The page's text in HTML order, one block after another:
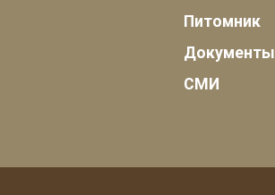
Питомник
Документы
СМИ